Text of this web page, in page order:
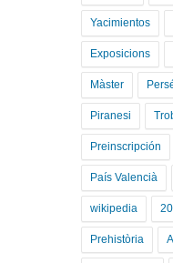
Yacimientos
Exposicions
Màster
Piranesi
Preinscripción
País Valencià
wikipedia
Prehistòria